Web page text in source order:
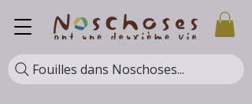
Fouilles dans Noschoses...